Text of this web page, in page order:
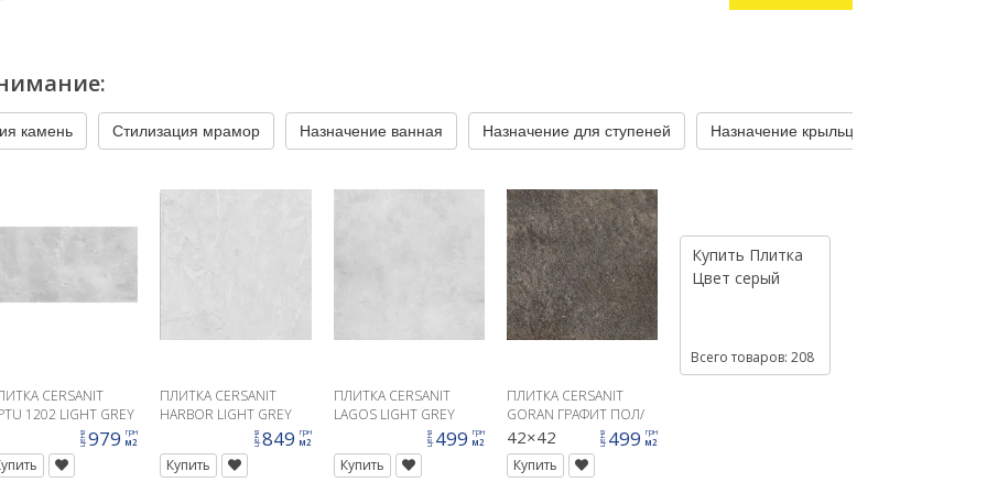
камень Стилизация мрамор Назначение ванная Назначение для ступеней Назначение крыльцо
CERSANIT
1202 LIGHT GREY
цена 979 грн
м2
ПЛИТКА CERSANIT
HARBOR LIGHT GREY
MATT RECT 60X60
цена 849 грн
м2
Купить
ПЛИТКА CERSANIT
LAGOS LIGHT GREY
цена 499 грн
м2
Купить
ПЛИТКА CERSANIT
GORAN ГРАФИТ ПОЛ/
СТЕНА
42×42 цена 499 грн
м2
Купить
Купить Плитка
Цвет серый
Всего товаров: 208